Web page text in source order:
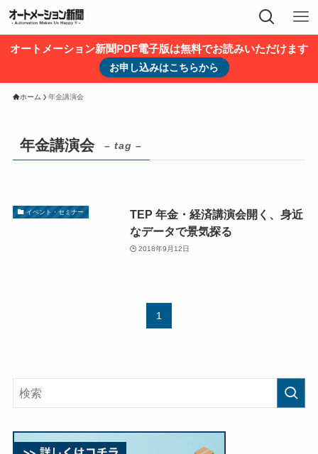
オートメーション新聞PDF電子版は無料でお読みいただけます
お申し込みはこちらから
ホーム 年金講演会
年金講演会 – tag –
イベント・セミナー
TEP 年金・経済講演会開く、身近
なデータで景気探る
2018年9月12日
1